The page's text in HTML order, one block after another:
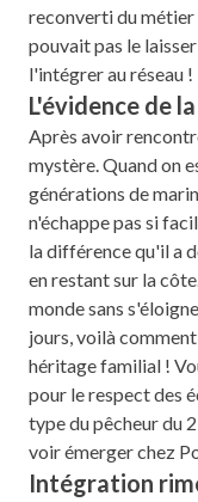
reconverti du métier
pouvait pas le
l'intégrer au réseau !
L'évidence de
Après avoir
mystère. Quand on
générations de
n'échappe pas si
la différence qu'il a
en restant sur la
monde sans
jours, voilà
héritage familial !
pour le respect des
type du pêcheur du
voir émerger chez
Intégration